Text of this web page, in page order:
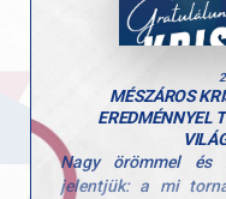
MÉSZÁROS
EREDMÉNNYEL
Nagy örömmel és
jelentjük: a mi